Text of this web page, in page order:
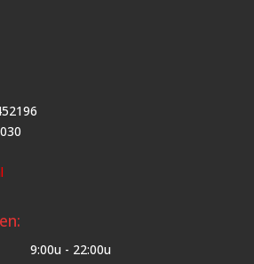
9:00u - 22:00u